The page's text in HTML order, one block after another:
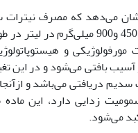
می‌دهد که مصرف نیترات
آب به میزان 450 و900 میلی‌گرم
و
بافتی می‌شود و در این
سدیم دریافتی می‌باشد و
زدایی دارد، این
می‌شود.